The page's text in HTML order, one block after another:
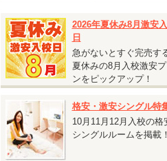
2026.08.06
『女性限定！個室無料キャンペ
◆静岡県 掛川自動車学校◆
『女性限定！個室無料キャンペーン！』
●対象入校日：2026年10月13日～11月14
■シングル・ツイン
AT車240,000円（税込264,000円）
MT車280,000円（税込308,000円）
2026年夏休み8月激安
日
急がないとすぐ完売す
夏休みの8月入校激安プ
ンをピックアップ！
格安・激安シングル特
10月11月12月入校の格
シングルルームを掲載！